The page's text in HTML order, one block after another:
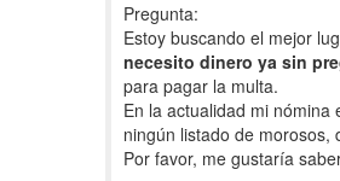
Pregunta:
Estoy buscando el mejor
necesito dinero ya sin
para pagar la multa.
En la actualidad mi
ningún listado de morosos,
Por favor, me gustaría